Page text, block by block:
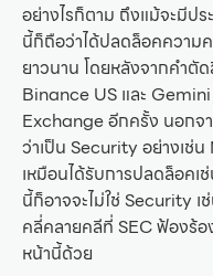
อย่างไรก็ตาม ถึงแม้จะมีป
นี้ก็ถือว่าได้ปลดล็อคความ
ยาวนาน โดยหลังจากคำตั
Binance US และ
Exchange อีกครั้ง นอกจ
ว่าเป็น Security อย่างเช่
เหมือนได้รับการปลดล็อคเ
นี้ก็อาจจะไม่ใช่ Security
คลี่คลายคลีที่ SEC ฟ้องร้
หน้านี้ด้วย